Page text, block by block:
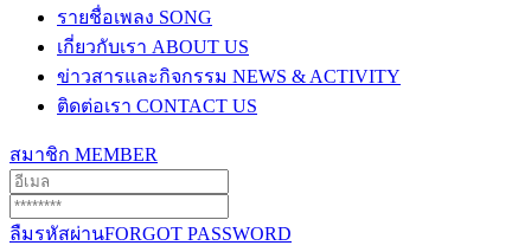
รายชื่อเพลง SONG
เกี่ยวกับเรา ABOUT US
ข่าวสารและกิจกรรม NEWS & ACTIVITY
ติดต่อเรา CONTACT US
สมาชิก MEMBER
ลืมรหัสผ่านFORGOT PASSWORD